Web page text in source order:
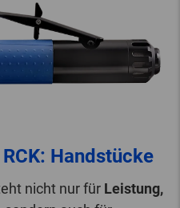
Handstücke
nicht nur für Leistung,